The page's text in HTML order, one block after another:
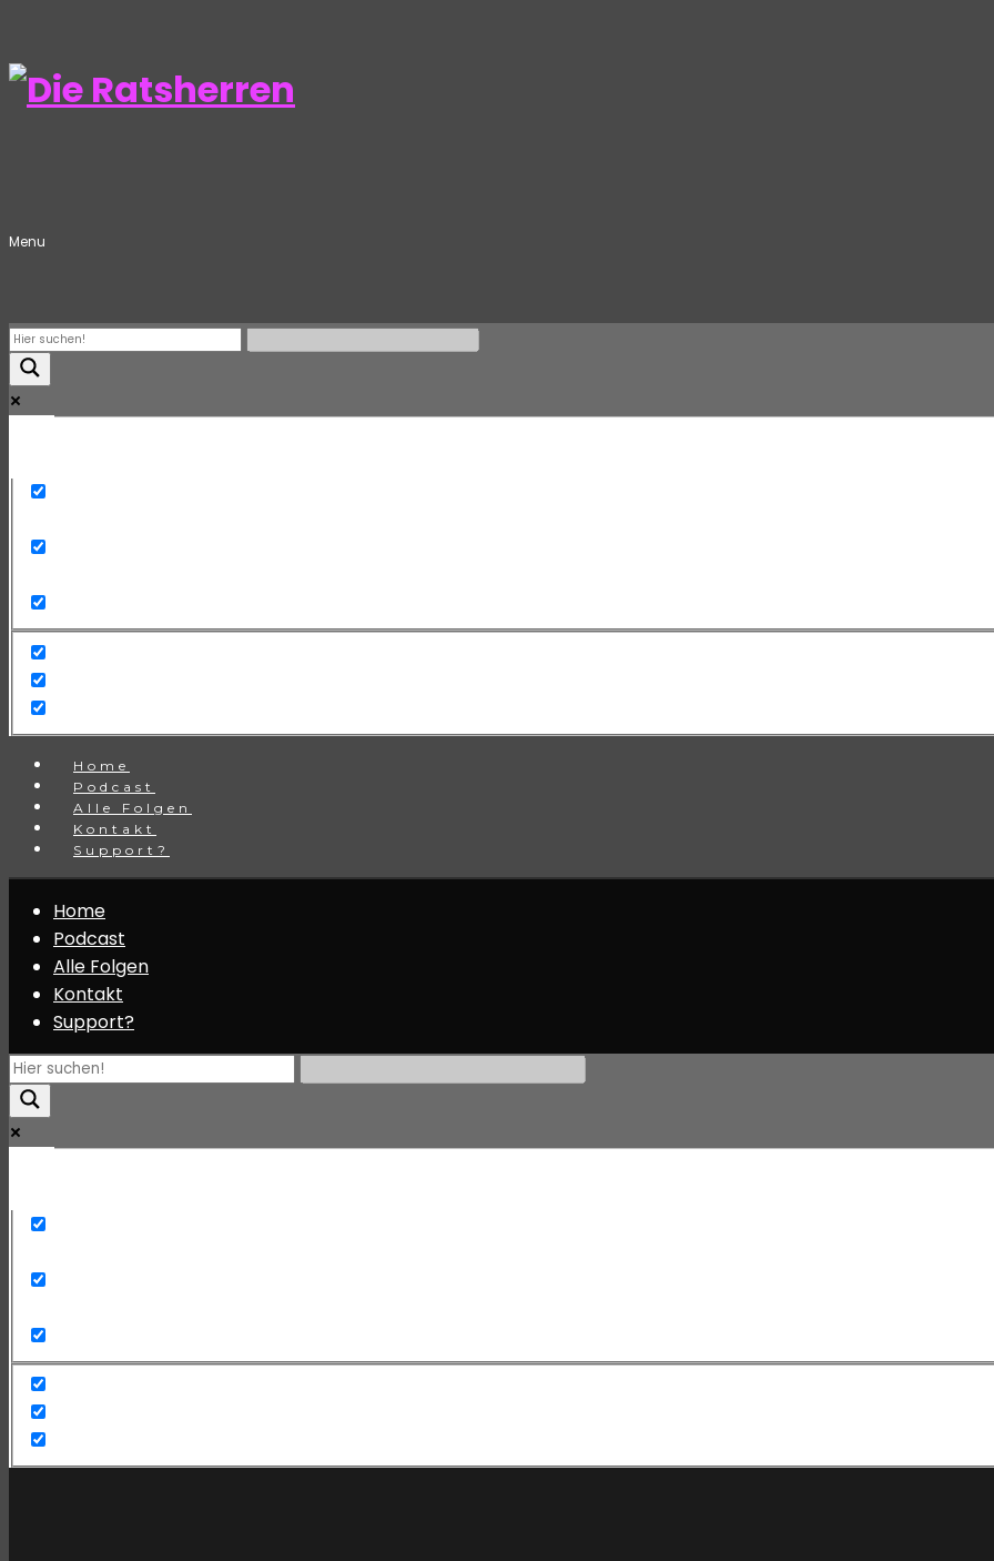
Menu
Home
Podcast
Alle Folgen
Kontakt
Support?
Home
Podcast
Alle Folgen
Kontakt
Support?